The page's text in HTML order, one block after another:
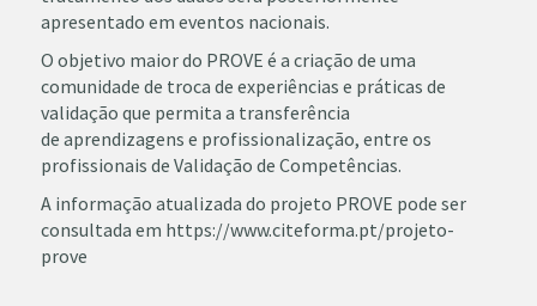
apresentado em eventos nacionais.
O objetivo maior do PROVE é a criação de uma
comunidade de troca de experiências e práticas de
validação que permita a transferência
de aprendizagens e profissionalização, entre os
profissionais de Validação de Competências.
A informação atualizada do projeto PROVE pode ser
consultada em https://www.citeforma.pt/projeto-
prove